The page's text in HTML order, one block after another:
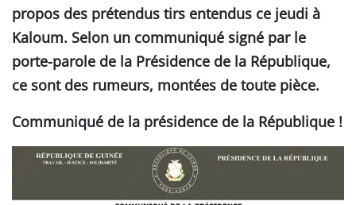
propos des prétendus tirs entendus ce jeudi à
Kaloum. Selon un communiqué signé par le
porte-parole de la Présidence de la République,
ce sont des rumeurs, montées de toute pièce.
Communiqué de la présidence de la République !